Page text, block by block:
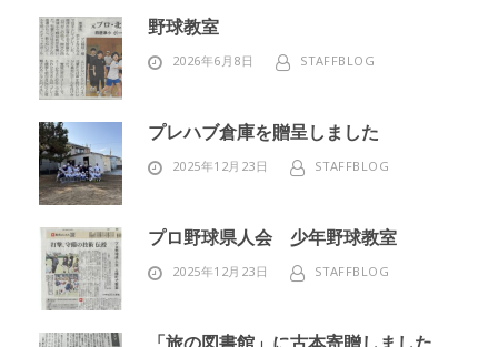
野球教室
2026年6月8日 STAFFBLOG
プレハブ倉庫を贈呈しました
2025年12月23日 STAFFBLOG
プロ野球県人会 少年野球教室
2025年12月23日 STAFFBLOG